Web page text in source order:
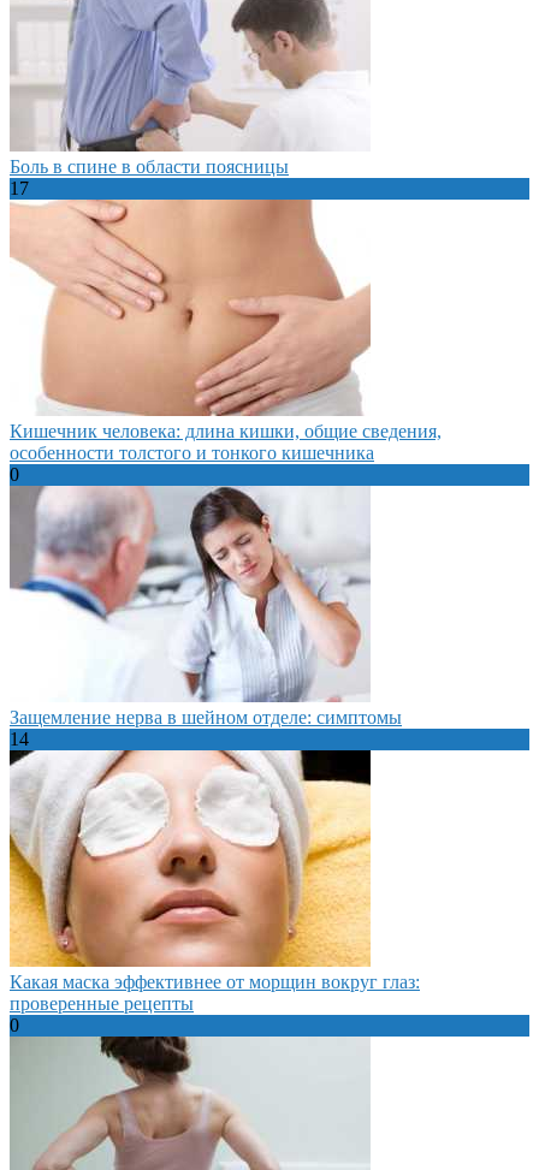
Боль в спине в области поясницы
17
Кишечник человека: длина кишки, общие сведения,
особенности толстого и тонкого кишечника
0
Защемление нерва в шейном отделе: симптомы
14
Какая маска эффективнее от морщин вокруг глаз:
проверенные рецепты
0